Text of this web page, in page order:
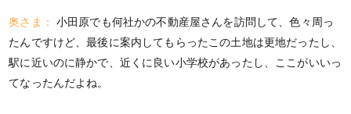
奥さま： 小田原でも何社かの不動産屋さんを訪問して、色々周っ
たんですけど、最後に案内してもらったこの土地は更地だったし、
駅に近いのに静かで、近くに良い小学校があったし、ここがいいっ
てなったんだよね。